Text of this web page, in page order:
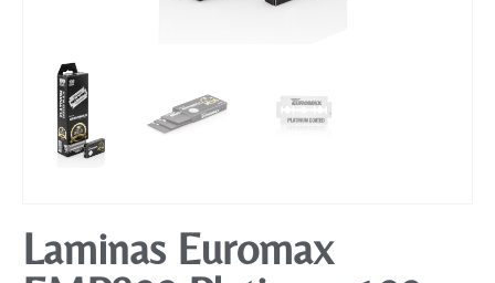
Laminas Euromax